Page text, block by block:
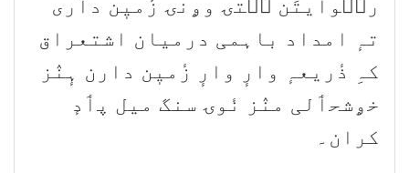
رٮ۪وایتَن سۭتۍ وۄنۍ زٔمیٖن دٲری
تہٕ امداد باہمی درمیان اشتعراق
کہِ ذٔریعہٕ وارٕ وارٕ زٔمیٖن دارن ہٕنٛز
خۄشحٲلی منٛز نٔوۍ سنگ میل پٲدٕ
کران۔